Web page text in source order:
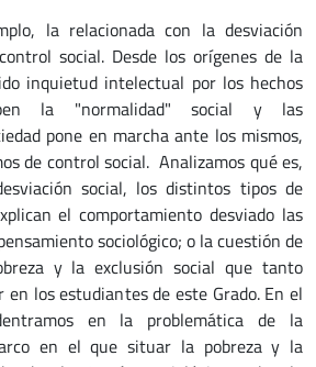
la relacionada con la desviación
social. Desde los orígenes de la
inquietud intelectual por los hechos
la "normalidad" social y las
pone en marcha ante los mismos,
de control social. Analizamos qué es,
social, los distintos tipos de
el comportamiento desviado las
sociológico; o la cuestión de
y la exclusión social que tanto
los estudiantes de este Grado. En el
en la problemática de la
en el que situar la pobreza y la